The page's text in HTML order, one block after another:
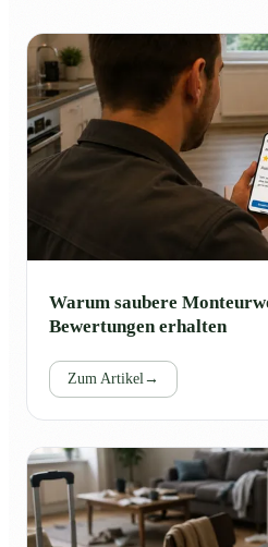
Warum saubere
Bewertungen erhalten
Zum Artikel →